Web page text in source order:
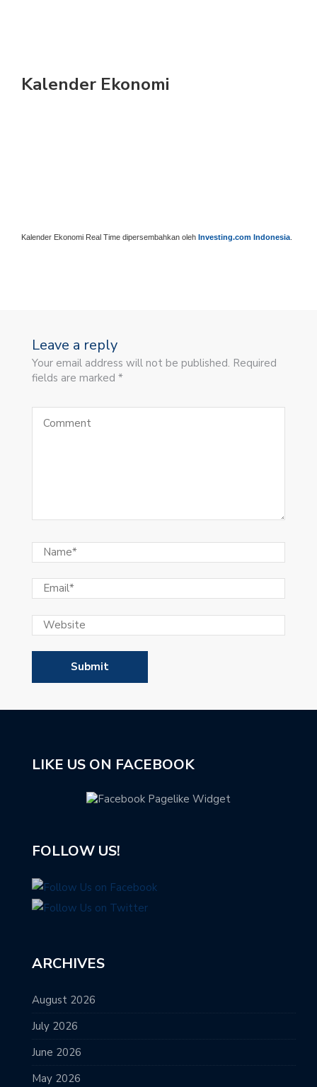
Kalender Ekonomi
Kalender Ekonomi Real Time dipersembahkan oleh Investing.com Indonesia
Leave a reply
Your email address will not be published. Required
fields are marked *
LIKE US ON FACEBOOK
FOLLOW US!
ARCHIVES
August 2026
July 2026
June 2026
May 2026